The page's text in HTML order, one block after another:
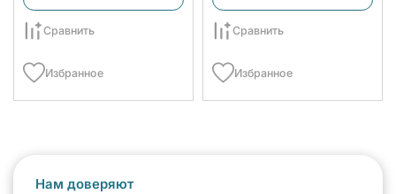
Сравнить
Избранное
Сравнить
Избранное
Нам доверяют